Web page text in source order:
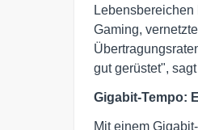
Gaming,
gut gerüstet",
Gigabit-Tempo:
Mit einem